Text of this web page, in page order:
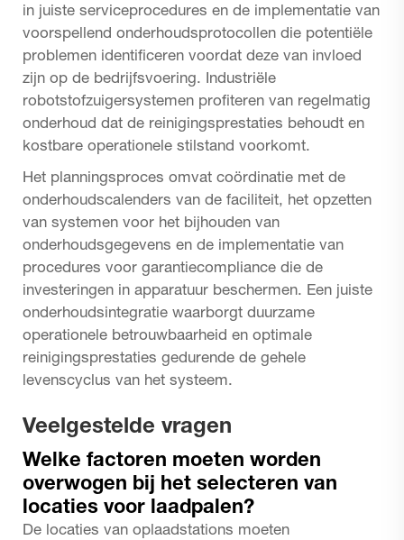
in juiste serviceprocedures en de implementatie van
voorspellend onderhoudsprotocollen die potentiële
problemen identificeren voordat deze van invloed
zijn op de bedrijfsvoering. Industriële
robotstofzuigersystemen profiteren van regelmatig
onderhoud dat de reinigingsprestaties behoudt en
kostbare operationele stilstand voorkomt.
Het planningsproces omvat coördinatie met de
onderhoudscalenders van de faciliteit, het opzetten
van systemen voor het bijhouden van
onderhoudsgegevens en de implementatie van
procedures voor garantiecompliance die de
investeringen in apparatuur beschermen. Een juiste
onderhoudsintegratie waarborgt duurzame
operationele betrouwbaarheid en optimale
reinigingsprestaties gedurende de gehele
levenscyclus van het systeem.
Veelgestelde vragen
Welke factoren moeten worden
overwogen bij het selecteren van
locaties voor laadpalen?
De locaties van oplaadstations moeten